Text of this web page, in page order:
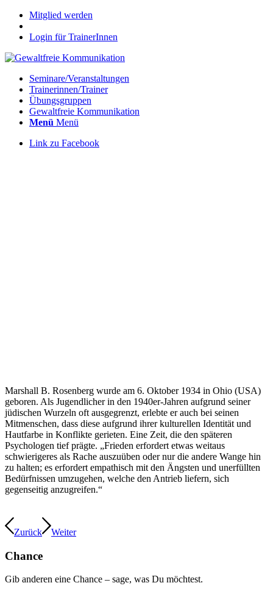
Mitglied werden
Login für TrainerInnen
Seminare/Veranstaltungen
Trainerinnen/Trainer
Übungsgruppen
Gewaltfreie Kommunikation
Menü Menü
Link zu Facebook
Marshall B. Rosenberg wurde am 6. Oktober 1934 in Ohio (USA)
geboren. Als Jugendlicher in den 1940er-Jahren aufgrund seiner
jüdischen Wurzeln oft ausgegrenzt, erlebte er auch bei seinen
Mitmenschen, dass diese aufgrund ihrer kulturellen Identität und
Hautfarbe in Konflikte gerieten. Eine Zeit, die den späteren
Psychologen tief prägte. „Frieden erfordert etwas weitaus
schwierigeres als Rache auszuüben oder nur die andere Wange hin
zu halten; es erfordert empathisch mit den Ängsten und unerfüllten
Bedürfnissen umzugehen, welche den Antrieb liefern, sich
gegenseitig anzugreifen.“
Zurück Weiter
Chance
Gib anderen eine Chance – sage, was Du möchtest.